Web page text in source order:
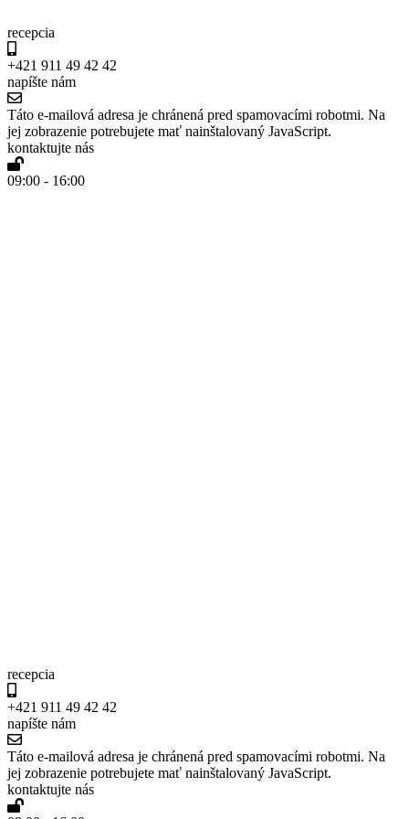
recepcia
+421 911 49 42 42
napíšte nám
Táto e-mailová adresa je chránená pred spamovacími robotmi. Na
jej zobrazenie potrebujete mať nainštalovaný JavaScript.
kontaktujte nás
09:00 - 16:00
recepcia
+421 911 49 42 42
napíšte nám
Táto e-mailová adresa je chránená pred spamovacími robotmi. Na
jej zobrazenie potrebujete mať nainštalovaný JavaScript.
kontaktujte nás